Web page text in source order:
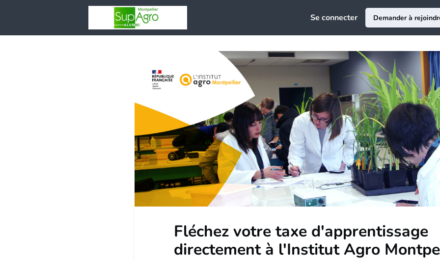
association
Réseau
Espace Emploi
Entrepreneuriat
Adhésion
Se connecter Demander à
Fléchez votre taxe d'apprentissage
directement à l'Institut Agro